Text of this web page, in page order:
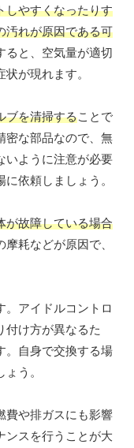
しやすくなったりす
汚れが原因である可
ると、空気量が適切
が現れます。
ブを清掃することで
密な部品なので、無
いように注意が必要
依頼しましょう。
が故障している場合
耗などが原因で、
。アイドルコントロ
付け方が異なるた
。自身で交換する場
う。
費や排ガスにも影響
ンスを行うことが大